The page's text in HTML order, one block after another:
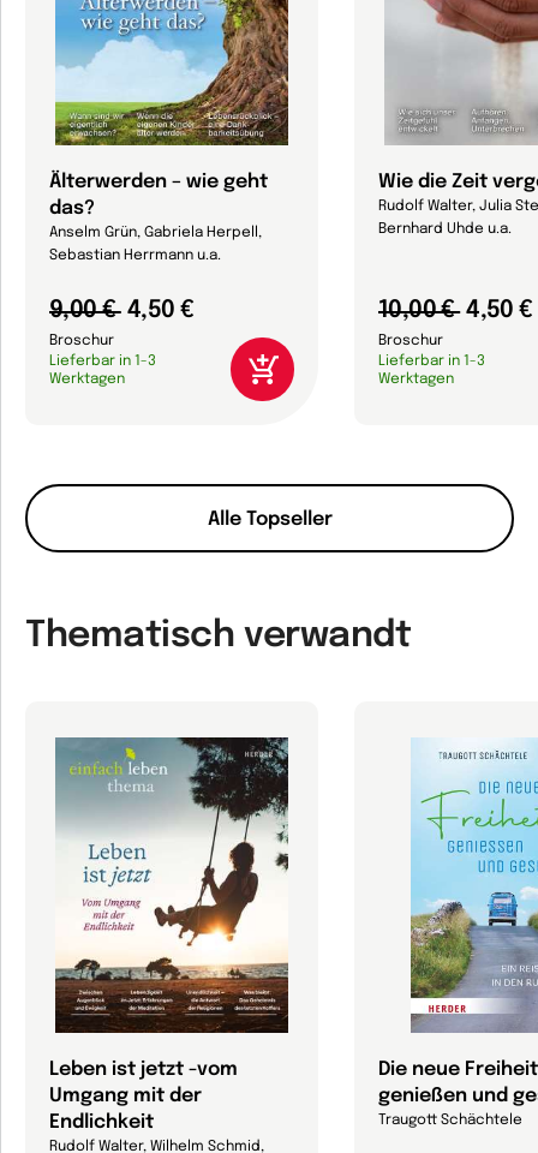
Alle Topseller
Älterwerden – wie geht
das?
Anselm Grün, Gabriela Herpell,
Sebastian Herrmann u.a.
9,00 € 4,50 €
Broschur
Lieferbar in 1-3
Werktagen
Wie die Zeit
Rudolf Walter, Julia
Bernhard Uhde u.a.
10,00 € 4,50 €
Broschur
Lieferbar in 1-3
Werktagen
Thematisch verwandt
Leben ist jetzt -vom
Umgang mit der
Endlichkeit
Rudolf Walter, Wilhelm Schmid,
Die neue Freiheit
genießen und
Traugott Schächtele